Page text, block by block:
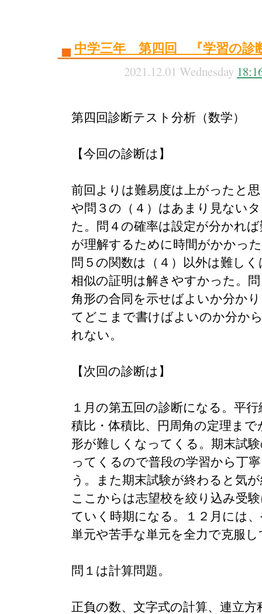
中学三年 第四回 『学習の診
2021.12.01 Wednesday
第四回診断テスト分析（数学）
【今回の診断は】
前回よりは難易度は上がったと
や問３の（４）はあまり見ない
た。問４の確率は設定が分かれ
が理解するために時間がかかっ
問５の関数は（４）以外は難し
相似の証明は解きやすかった。
角形の合同を示せばよいか分か
てどこまで書けばよいのか分か
れない。
【次回の診断は】
１月の第五回の診断になる。平
積比・体積比、円周角の定理ま
形が難しくなってくる。期末試
ってくるので普段の学習から丁
う。また期末試験が終わると気
ここからは志望校を絞り込み受
ていく時期になる。１２月には
単元や苦手な単元を全力で克服
問１は計算問題。
正負の数、文字式の計算、連立方